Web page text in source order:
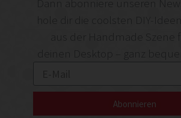
deinen Desktop – ganz
Abonnieren